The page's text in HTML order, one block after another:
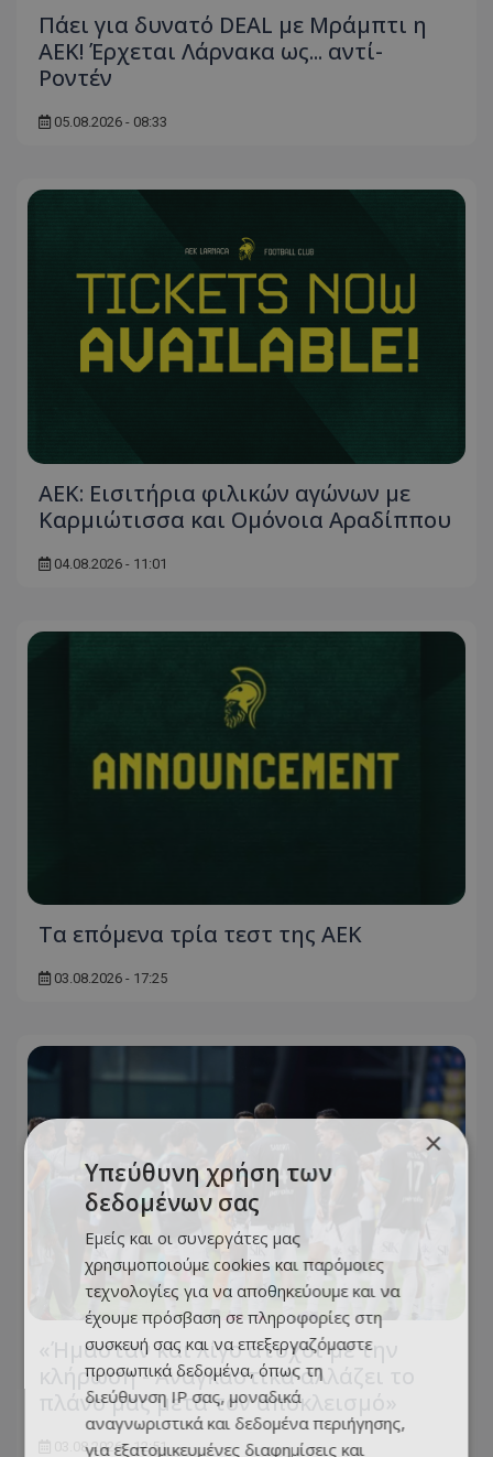
Πάει για δυνατό DEAL με Μράμπτι η
ΑΕΚ! Έρχεται Λάρνακα ως... αντί-
Ροντέν
05.08.2026 - 08:33
ΑΕΚ: Εισιτήρια φιλικών αγώνων με
Καρμιώτισσα και Ομόνοια Αραδίππου
04.08.2026 - 11:01
Τα επόμενα τρία τεστ της ΑΕΚ
03.08.2026 - 17:25
«Ήμασταν και λίγο άτυχοι με την
κλήρωση - Αναγκαστικά αλλάζει το
πλάνο μας μετά τον αποκλεισμό»
03.08.2026 - 12:51
×
Υπεύθυνη χρήση των
δεδομένων σας
Εμείς και οι συνεργάτες μας
χρησιμοποιούμε cookies και παρόμοιες
τεχνολογίες για να αποθηκεύουμε και να
έχουμε πρόσβαση σε πληροφορίες στη
συσκευή σας και να επεξεργαζόμαστε
προσωπικά δεδομένα, όπως τη
διεύθυνση IP σας, μοναδικά
αναγνωριστικά και δεδομένα περιήγησης,
για εξατομικευμένες διαφημίσεις και